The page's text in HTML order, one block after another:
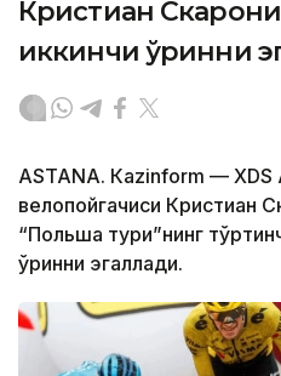
Кристиан
иккинчи ўринни
ASTANА. Кazinform — XDS
велопойгачиси Кристиан
“Польша тури”нинг
ўринни эгаллади.